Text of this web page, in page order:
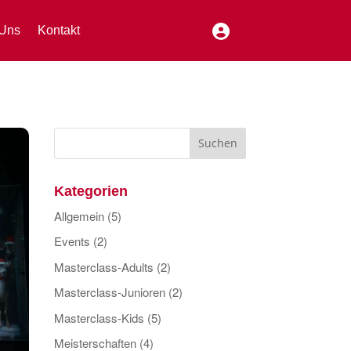
Kontakt
Kategorien
Allgemein(5)
Events (2)
Masterclass-Adults (2)
Masterclass-Junioren(2)
Masterclass-Kids (5)
Meisterschaften(4)